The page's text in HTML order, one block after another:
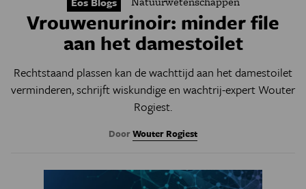
Vrouwenurinoir: minder file
aan het damestoilet
Rechtstaand plassen kan dewachttijd aan het damestoilet
verminderen, schrijft wiskundige en wachtrij-expert Wouter
Rogiest.
DoorWouter Rogiest